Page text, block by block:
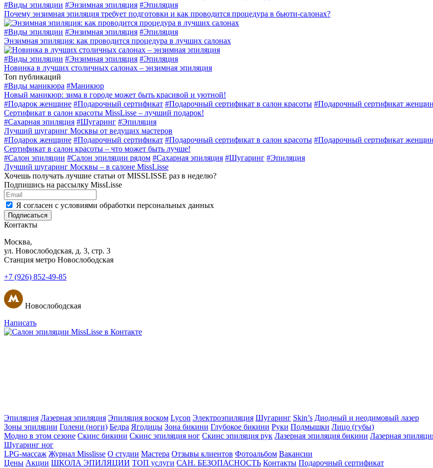
#Виды эпиляции #Энзимная эпиляция #Эпиляция
Почему энзимная эпиляция требует подготовки и как проводится процедура в бьюти-салонах?
#Виды эпиляции #Энзимная эпиляция #Эпиляция
Энзимная эпиляция: как проводится процедура в лучших салонах
#Виды эпиляции #Энзимная эпиляция #Эпиляция
Новинка в лучших столичных салонах – энзимная эпиляция
Топ публикаций
#Виды маникюра #Маникюр
Новый маникюр: зима в городе может быть красивой и уютной!
#Подарок женщине #Подарочный сертификат #Подарочный сертификат в салон красоты #Подарочный сертификат
Сертификат в салон красоты MissLisse – лучший подарок!
#Сахарная эпиляция #Шугаринг #Эпиляция
Лучший шугаринг Москвы от ведущих мастеров
#Подарок женщине #Подарочный сертификат #Подарочный сертификат в салон красоты #Подарочный сертификат
Сертификат в салон красоты – что может быть лучше!
#Салон эпиляции #Салон эпиляции рядом #Сахарная эпиляция #Шугаринг #Эпиляция
Лучший шугаринг Москвы – в салоне MissLisse
Хочешь получать лучшие статьи от MISSLISSE раз в неделю?
Подпишись на рассылку MissLisse
Я согласен с условиями обработки персональных данных
Подписаться
Контакты
Москва,
ул. Новослободская, д. 3, стр. 3
Станция метро Новослободская
+7 (926) 852-49-85
Новослободская
Написать
Эпиляция Лазерная эпиляция Эпиляция воском Lycon Электроэпиляция Шугаринг Skin’s Диодный и неодимовый лазер
Зоны эпиляции Голени (ноги) Бедра Ягодицы Зона бикини Глубокое бикини Руки Подмышки Лицо (губы)
Модно в этом сезоне Скинс бикини Скинс эпиляция ног Скинс эпиляция рук Лазерная эпиляция бикини Лазерная
Шугаринг ног
LPG-массаж Журнал Misslisse О студии Мастера Отзывы клиентов Фотоальбом Вакансии
Цены Акции ШКОЛА ЭПИЛЯЦИИ ТОП услуги САН. БЕЗОПАСНОСТЬ Контакты Подарочный сертификат